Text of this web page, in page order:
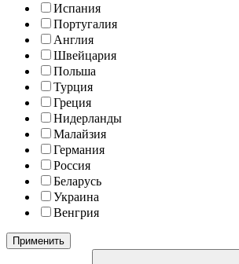
Испания
Португалия
Англия
Швейцария
Польша
Турция
Греция
Нидерланды
Малайзия
Германия
Россия
Беларусь
Украина
Венгрия
Применить